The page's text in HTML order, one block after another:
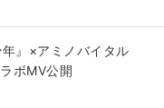
年』×アミノバイタル
ボMV公開